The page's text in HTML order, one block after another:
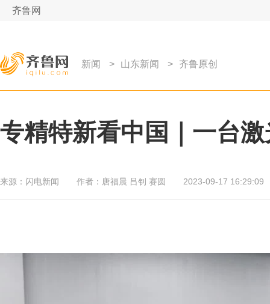
齐鲁网
新闻 > 山东新闻 > 齐鲁原创
专精特新看中国｜一台
来源： 闪电新闻 作者： 唐福晨 吕钊 赛圆 2023-09-17 16:29:09